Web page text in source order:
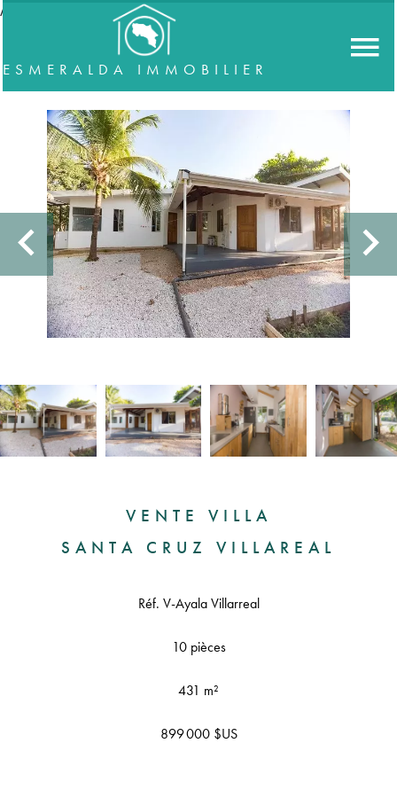
//accordeon
ESMERALDA IMMOBILIER
VENTE VILLA
SANTA CRUZ VILLAREAL
Réf. V-Ayala Villarreal
10 pièces
431 m²
899 000 $US